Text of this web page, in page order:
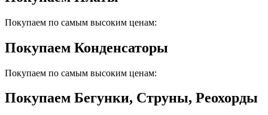
Покупаем по самым высоким ценам:
Покупаем Конденсаторы
Покупаем по самым высоким ценам:
Покупаем Бегунки, Струны, Реохорды